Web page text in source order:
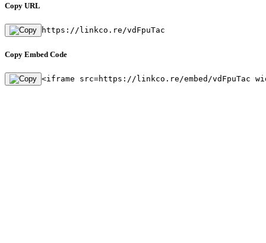
Copy URL
https://linkco.re/vdFpuTac
Copy Embed Code
<iframe src=https://linkco.re/embed/vdFpuTac